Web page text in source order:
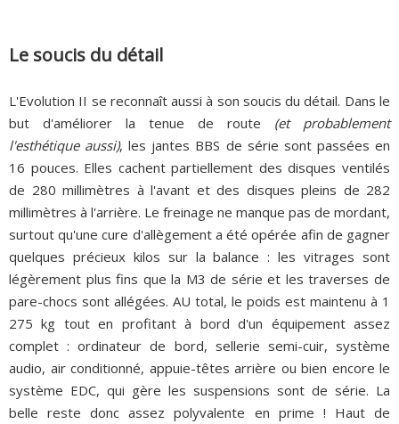
Le soucis du détail
L'Evolution II se reconnaît aussi à son soucis du détail. Dans le
but d'améliorer la tenue de route (et probablement
l'esthétique aussi), les jantes BBS de série sont passées en
16 pouces. Elles cachent partiellement des disques ventilés
de 280 millimètres à l'avant et des disques pleins de 282
millimètres à l'arrière. Le freinage ne manque pas de mordant,
surtout qu'une cure d'allègement a été opérée afin de gagner
quelques précieux kilos sur la balance : les vitrages sont
légèrement plus fins que la M3 de série et les traverses de
pare-chocs sont allégées. AU total, le poids est maintenu à 1
275 kg tout en profitant à bord d'un équipement assez
complet : ordinateur de bord, sellerie semi-cuir, système
audio, air conditionné, appuie-têtes arrière ou bien encore le
système EDC, qui gère les suspensions sont de série. La
belle reste donc assez polyvalente en prime ! Haut de